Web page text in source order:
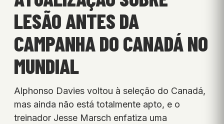
LESÃO ANTES DA
CAMPANHA DO CANADÁ NO
MUNDIAL
Alphonso Davies voltou à seleção do Canadá,
mas ainda não está totalmente apto, e o
treinador Jesse Marsch enfatiza uma